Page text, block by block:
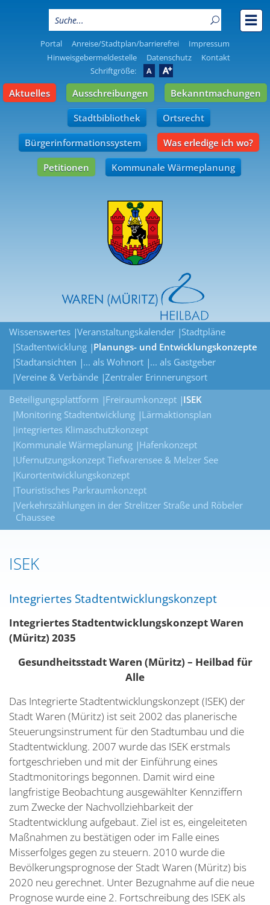
Portal Anreise/Stadtplan/barrierefrei
Impressum
Hinweisgebermeldestelle
Datenschutz
Kontakt
Schriftgröße:
A A
Aktuelles Ausschreibungen Bekanntmachungen
Stadtbibliothek Ortsrecht
Bürgerinformationssystem Was erledige ich wo?
Petitionen Kommunale Wärmeplanung
Wissenswertes Veranstaltungskalender Stadtpläne
Stadtentwicklung Planungs- und Entwicklungskonzepte
Stadtansichten
... als Wohnort ... als Gastgeber
Vereine & Verbände Zentraler Erinnerungsort
Beteiligungsplattform
Freiraumkonzept ISEK
Monitoring Stadtentwicklung Lärmaktionsplan
integriertes Klimaschutzkonzept
Kommunale Wärmeplanung Hafenkonzept
Ufernutzungskonzept Tiefwarensee & Melzer See
Kurortentwicklungskonzept
Touristisches Parkraumkonzept
Verkehrszählungen in der Strelitzer Straße und Röbeler
Chaussee
ISEK
Integriertes Stadtentwicklungskonzept
Integriertes Stadtentwicklungskonzept Waren
(Müritz) 2035
Gesundheitsstadt Waren (Müritz) – Heilbad für
Alle
Das Integrierte Stadtentwicklungskonzept (ISEK) der
Stadt Waren (Müritz) ist seit 2002 das planerische
Steuerungsinstrument für den Stadtumbau und die
Stadtentwicklung. 2007 wurde das ISEK erstmals
fortgeschrieben und mit der Einführung eines
Stadtmonitorings begonnen. Damit wird eine
langfristige Beobachtung ausgewählter Kennziffern
zum Zwecke der Nachvollziehbarkeit der
Stadtentwicklung aufgebaut. Ziel ist es, eingeleiteten
Maßnahmen zu bestätigen oder im Falle eines
Misserfolges gegen zu steuern. 2010 wurde die
Bevölkerungsprognose der Stadt Waren (Müritz) bis
2020 neu gerechnet. Unter Bezugnahme auf die neue
Prognose wurde eine 2. Fortschreibung des ISEK als